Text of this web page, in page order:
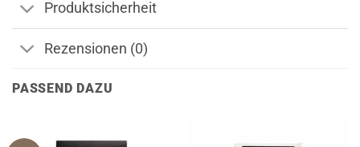
Produktsicherheit
Rezensionen (0)
PASSEND DAZU